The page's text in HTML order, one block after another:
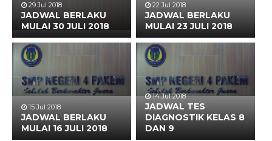
29 Jul 2018
JADWAL BERLAKU
MULAI 30 JULI 2018
22 Jul 2018
JADWAL BERLAKU
MULAI 23 JULI 2018
15 Jul 2018
JADWAL BERLAKU
MULAI 16 JULI 2018
14 Jul 2018
JADWAL TES
DIAGNOSTIK KELAS 8
DAN 9